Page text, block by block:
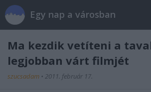
Egy nap a városban
Ma kezdik vetíteni a
legjobban várt filmjét
szucsadam • 2011. február 17.